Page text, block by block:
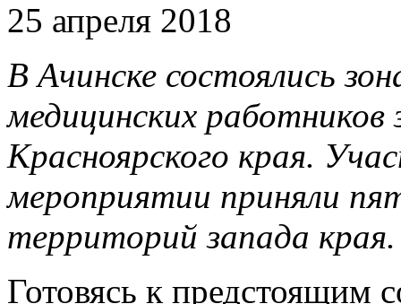
25 апреля 2018
В Ачинске состоялись
медицинских работников
Красноярского края.
мероприятии приняли
территорий запада края.
Готовясь к предстоящим